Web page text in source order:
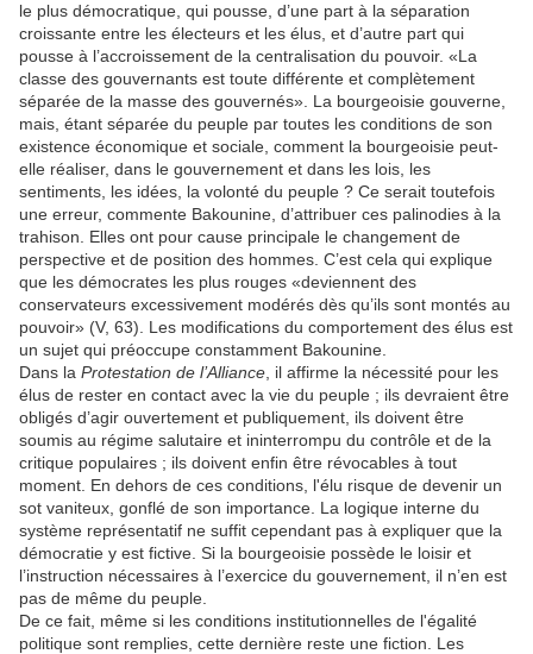
le plus démocratique, qui pousse, d’une part à la séparation
croissante entre les électeurs et les élus, et d’autre part qui
pousse à l’accroissement de la centralisation du pouvoir. «La
classe des gouvernants est toute différente et complètement
séparée de la masse des gouvernés». La bourgeoisie gouverne,
mais, étant séparée du peuple par toutes les conditions de son
existence économique et sociale, comment la bourgeoisie peut-
elle réaliser, dans le gouvernement et dans les lois, les
sentiments, les idées, la volonté du peuple ? Ce serait toutefois
une erreur, commente Bakounine, d’attribuer ces palinodies à la
trahison. Elles ont pour cause principale le changement de
perspective et de position des hommes. C’est cela qui explique
que les démocrates les plus rouges «deviennent des
conservateurs excessivement modérés dès qu’ils sont montés au
pouvoir» (V, 63). Les modifications du comportement des élus est
un sujet qui préoccupe constamment Bakounine.
Dans la Protestation de l’Alliance , il affirme la nécessité pour les
élus de rester en contact avec la vie du peuple ; ils devraient être
obligés d’agir ouvertement et publiquement, ils doivent être
soumis au régime salutaire et ininterrompu du contrôle et de la
critique populaires ; ils doivent enfin être révocables à tout
moment. En dehors de ces conditions, l'élu risque de devenir un
sot vaniteux, gonflé de son importance. La logique interne du
système représentatif ne suffit cependant pas à expliquer que la
démocratie y est fictive. Si la bourgeoisie possède le loisir et
l’instruction nécessaires à l’exercice du gouvernement, il n’en est
pas de même du peuple.
De ce fait, même si les conditions institutionnelles de l'égalité
politique sont remplies, cette dernière reste une fiction. Les